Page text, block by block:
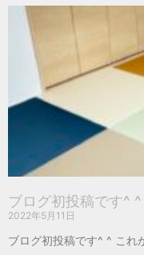
ブログ初投稿です^ ^
2022年5月11日
ブログ初投稿です^ ^ これ